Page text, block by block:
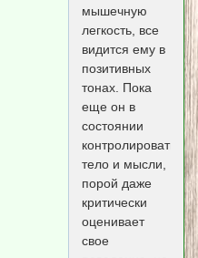
мышечную
легкость, все
видится ему в
позитивных
тонах. Пока
еще он в
состоянии
контролировать
тело и мысли,
порой даже
критически
оценивает
свое